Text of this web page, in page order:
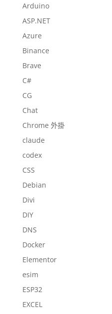
Arduino
ASP.NET
Azure
Binance
Brave
C#
CG
Chat
Chrome 外掛
claude
codex
CSS
Debian
Divi
DIY
DNS
Docker
Elementor
esim
ESP32
EXCEL